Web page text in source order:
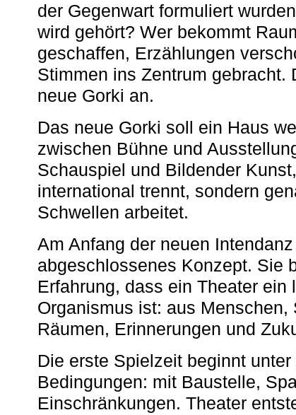
der Gegenwart formuliert
wird gehört? Wer bekommt
geschaffen, Erzählungen
Stimmen ins Zentrum gebracht.
neue Gorki an.
Das neue Gorki soll ein Haus
zwischen Bühne und
Schauspiel und Bildender
international trennt, sondern
Schwellen arbeitet.
Am Anfang der neuen
abgeschlossenes Konzept. Sie
Erfahrung, dass ein Theater ein
Organismus ist: aus Menschen,
Räumen, Erinnerungen und
Die erste Spielzeit beginnt
Bedingungen: mit Baustelle,
Einschränkungen. Theater